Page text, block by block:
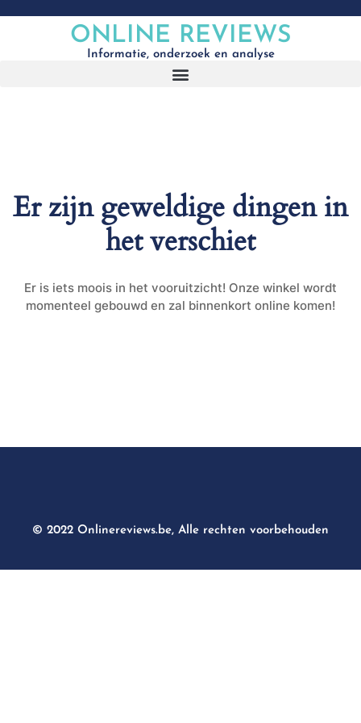
ONLINE REVIEWS
Informatie, onderzoek en analyse
Er zijn geweldige dingen in
het verschiet
Er is iets moois in het vooruitzicht! Onze winkel wordt
momenteel gebouwd en zal binnenkort online komen!
© 2022 Onlinereviews.be, Alle rechten voorbehouden